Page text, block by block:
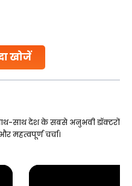
खोजें
their dream of
साथ देश के सबसे अनुभवी डॉक्टरों
महत्वपूर्ण चर्चा।